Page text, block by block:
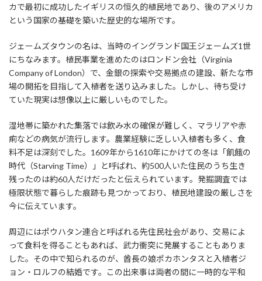
カで最初に成功したイギリスの恒久的植民地であり、後のアメリカ
という国家の基礎を築いた歴史的な場所です。
ジェームズタウンの名は、当時のイングランド国王ジェームズ1世
にちなみます。植民事業を進めたのはロンドン会社（Virginia
Company of London）で、金銀の探索や交易拠点の建設、新たな市
場の開拓を目指して入植者を送り込みました。しかし、待ち受け
ていた現実は想像以上に厳しいものでした。
湿地帯に築かれた集落では飲み水の確保が難しく、マラリアや赤
痢などの病気が流行します。農業経験に乏しい入植者も多く、食
料不足は深刻でした。1609年から1610年にかけての冬は「飢餓の
時代（Starving Time）」と呼ばれ、約500人いた住民のうち生き
残ったのは約60人だけだったと伝えられています。発掘調査では
極限状態で暮らした痕跡も見つかっており、植民地建設の厳しさを
今に伝えています。
周辺にはポウハタン連合と呼ばれる先住民社会があり、交易によ
って食料を得ることもあれば、武力衝突に発展することもありま
した。その中で知られるのが、酋長の娘ポカホンタスと入植者ジ
ョン・ロルフの結婚です。この出来事は両者の間に一時的な平和